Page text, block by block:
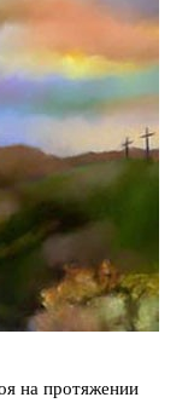
на протяжении